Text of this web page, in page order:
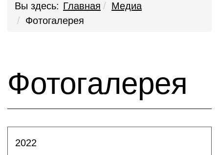
Вы здесь: Главная
Медиа
Фотогалерея
Фотогалерея
2022